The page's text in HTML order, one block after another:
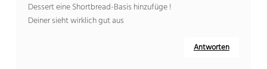
Dessert eine Shortbread-Basis hinzufüge !
Deiner sieht wirklich gut aus
Antworten